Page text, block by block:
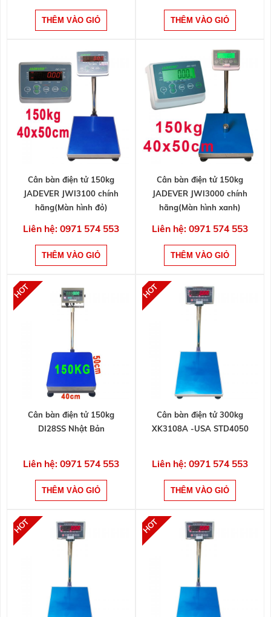
Cân bàn điện tử 150kg
JADEVER JWI3100 chính
hãng(Màn hình đỏ)
Liên hệ: 0971 574 553
Cân bàn điện tử 150kg
JADEVER JWI3000 chính
hãng(Màn hình xanh)
Liên hệ: 0971 574 553
Cân bàn điện tử 150kg
DI28SS Nhật Bản
Liên hệ: 0971 574 553
Cân bàn điện tử 300kg
XK3108A -USA STD4050
Liên hệ: 0971 574 553